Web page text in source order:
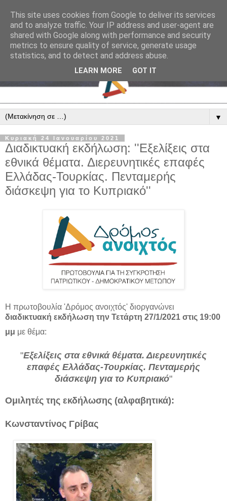
▼
Κυριακή 24 Ιανουαρίου 2021
Διαδικτυακή εκδήλωση: ''Εξελίξεις στα
εθνικά θέματα. Διερευνητικές επαφές
Ελλάδας-Τουρκίας. Πενταμερής
διάσκεψη για το Κυπριακό''
Η πρωτοβουλία 'Δρόμος ανοιχτός' διοργανώνει
διαδικτυακή εκδήλωση την Τετάρτη 27/1/2021 στις 19:00
μμ με θέμα:
"Εξελίξεις στα εθνικά θέματα. Διερευνητικές
επαφές Ελλάδας-Τουρκίας. Πενταμερής
διάσκεψη για το Κυπριακό"
Ομιλητές της εκδήλωσης (αλφαβητικά):
Κωνσταντίνος Γρίβας
This site uses cookies from Google to deliver its services
and to analyze traffic. Your IP address and user-agent are
shared with Google along with performance and security
metrics to ensure quality of service, generate usage
statistics, and to detect and address abuse.
LEARN MORE GOT IT